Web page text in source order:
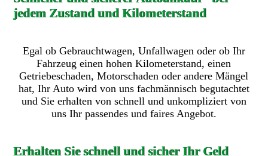
jedem Zustand und Kilometerstand
Egal ob Gebrauchtwagen, Unfallwagen oder ob Ihr
Fahrzeug einen hohen Kilometerstand, einen
Getriebeschaden, Motorschaden oder andere Mängel
hat, Ihr Auto wird von uns fachmännisch begutachtet
und Sie erhalten von schnell und unkompliziert von
uns Ihr passendes und faires Angebot.
Erhalten Sie schnell und sicher Ihr Geld